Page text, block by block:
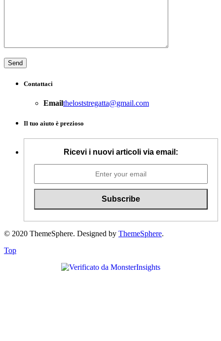
Contattaci
Emailtheloststregatta@gmail.com
Il tuo aiuto è prezioso
Ricevi i nuovi articoli via email:
© 2020 ThemeSphere. Designed by ThemeSphere.
Top